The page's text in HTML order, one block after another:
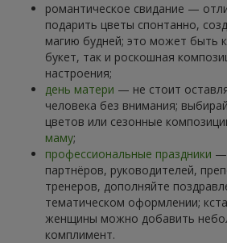
романтическое свидание —
подарить цветы спонтанно,
магию будней; это может быть
букет, так и роскошная
настроения;
день матери — не стоит
человека без внимания;
цветов или сезонные
маму;
профессиональные праздники —
партнёров, руководителей,
тренеров, дополняйте
тематическом оформлении;
женщины можно добавить
комплимент.